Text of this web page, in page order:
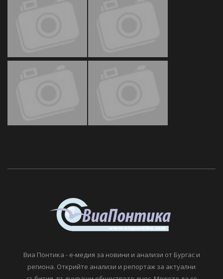
Виа Понтика - е-медия за новини и анализи от Бургас и
региона. Открийте анализи и репортаж за актуални